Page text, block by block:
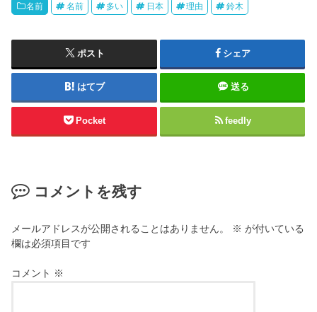
名前 名前 多い 日本 理由 鈴木
ポスト シェア
はてブ 送る
Pocket feedly
コメントを残す
メールアドレスが公開されることはありません。 ※ が付いている
欄は必須項目です
コメント ※